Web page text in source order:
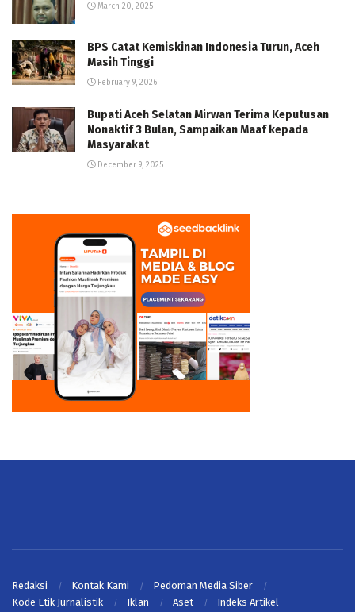
March 20, 2025
BPS Catat Kemiskinan Indonesia Turun, Aceh
Masih Tinggi
February 9, 2026
Bupati Aceh Selatan Mirwan Terima Keputusan
Nonaktif 3 Bulan, Sampaikan Maaf kepada
Masyarakat
December 9, 2025
Redaksi Kontak Kami
Pedoman Media Siber
Kode Etik Jurnalistik
Iklan Aset Indeks Artikel